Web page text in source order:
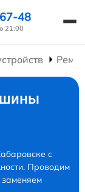
48
21:00
с
Проводим
заменяем